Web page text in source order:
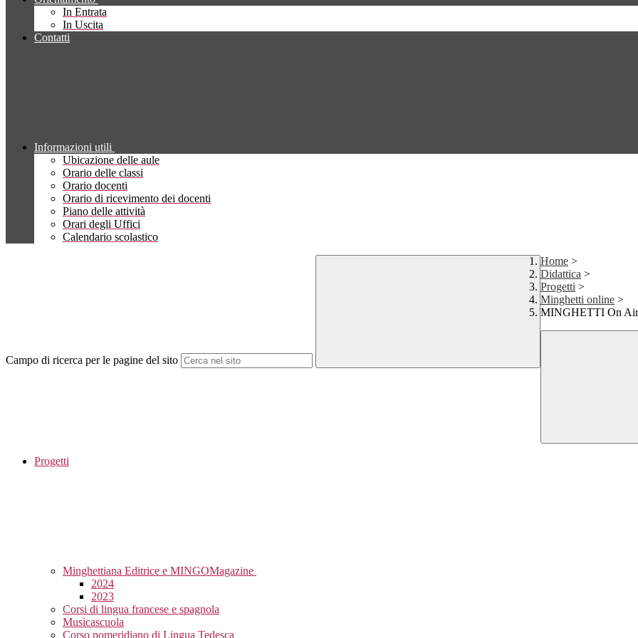
In Entrata
In Uscita
Contatti
Informazioni utili
Ubicazione delle aule
Orario delle classi
Orario docenti
Orario di ricevimento dei docenti
Piano delle attività
Orari degli Uffici
Calendario scolastico
Campo di ricerca per le pagine del sito
Home >
Didattica >
Progetti >
Minghetti online >
MINGHETTI On Air
Progetti
Minghettiana Editrice e MINGOMagazine
2024
2023
Corsi di lingua francese e spagnola
Musicascuola
Corso pomeridiano di Lingua Tedesca